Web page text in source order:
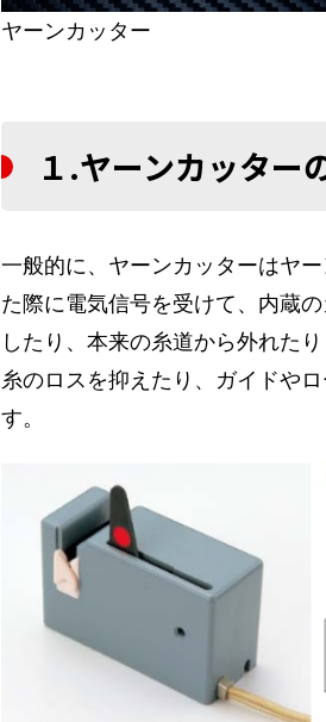
ヤーンカッター
１.ヤーンカッター
一般的に、ヤーンカッターはヤ
た際に電気信号を受けて、内蔵
したり、本来の糸道から外れた
糸のロスを抑えたり、ガイドや
す。